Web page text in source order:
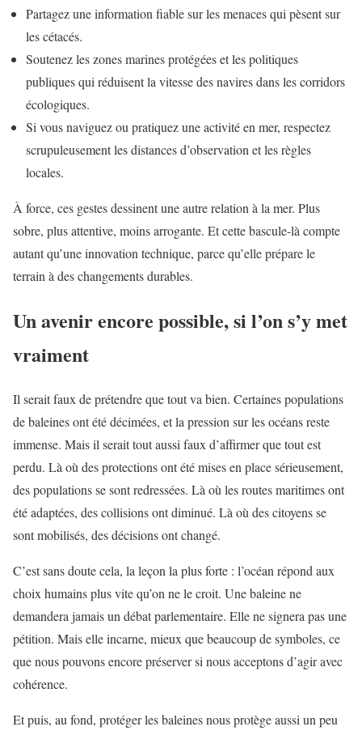
Partagez une information fiable sur les menaces qui pèsent sur
les cétacés.
Soutenez les zones marines protégées et les politiques
publiques qui réduisent la vitesse des navires dans les corridors
écologiques.
Si vous naviguez ou pratiquez une activité en mer, respectez
scrupuleusement les distances d’observation et les règles
locales.
À force, ces gestes dessinent une autre relation à la mer. Plus
sobre, plus attentive, moins arrogante. Et cette bascule-là compte
autant qu’une innovation technique, parce qu’elle prépare le
terrain à des changements durables.
Un avenir encore possible, si l’on s’y met
vraiment
Il serait faux de prétendre que tout va bien. Certaines populations
de baleines ont été décimées, et la pression sur les océans reste
immense. Mais il serait tout aussi faux d’affirmer que tout est
perdu. Là où des protections ont été mises en place sérieusement,
des populations se sont redressées. Là où les routes maritimes ont
été adaptées, des collisions ont diminué. Là où des citoyens se
sont mobilisés, des décisions ont changé.
C’est sans doute cela, la leçon la plus forte : l’océan répond aux
choix humains plus vite qu’on ne le croit. Une baleine ne
demandera jamais un débat parlementaire. Elle ne signera pas une
pétition. Mais elle incarne, mieux que beaucoup de symboles, ce
que nous pouvons encore préserver si nous acceptons d’agir avec
cohérence.
Et puis, au fond, protéger les baleines nous protège aussi un peu